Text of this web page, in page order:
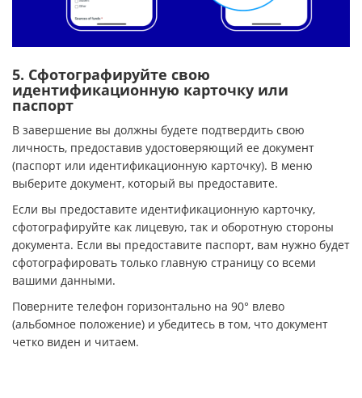
5. Сфотографируйте свою
идентификационную карточку или
паспорт
В завершение вы должны будете подтвердить свою
личность, предоставив удостоверяющий ее документ
(паспорт или идентификационную карточку). В меню
выберите документ, который вы предоставите.
Если вы предоставите идентификационную карточку,
сфотографируйте как лицевую, так и оборотную стороны
документа. Если вы предоставите паспорт, вам нужно будет
сфотографировать только главную страницу со всеми
вашими данными.
Поверните телефон горизонтально на 90° влево
(альбомное положение) и убедитесь в том, что документ
четко виден и читаем.